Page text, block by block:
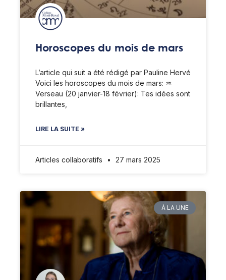
Horoscopes du mois de mars
L’article qui suit a été rédigé par Pauline Hervé
Voici les horoscopes du mois de mars: ♒️
Verseau (20 janvier-18 février): Tes idées sont
brillantes,
LIRE LA SUITE »
Articles collaboratifs 27 mars 2025
À LA UNE